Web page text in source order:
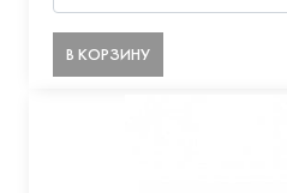
В КОРЗИНУ